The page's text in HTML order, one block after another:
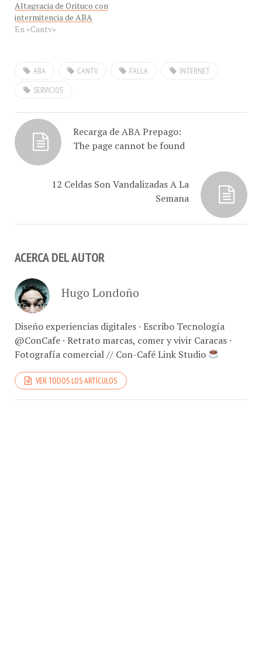
Altagracia de Orituco con
intermitencia de ABA
En «Cantv»
ABA CANTV FALLA
INTERNET
SERVICIOS
Recarga de ABA Prepago:
The page cannot be found
12 Celdas Son Vandalizadas A La
Semana
ACERCA DEL AUTOR
Hugo Londoño
Diseño experiencias digitales · Escribo Tecnología
@ConCafe · Retrato marcas, comer y vivir Caracas ·
Fotografía comercial // Con-Café Link Studio
VER TODOS LOS ARTÍCULOS